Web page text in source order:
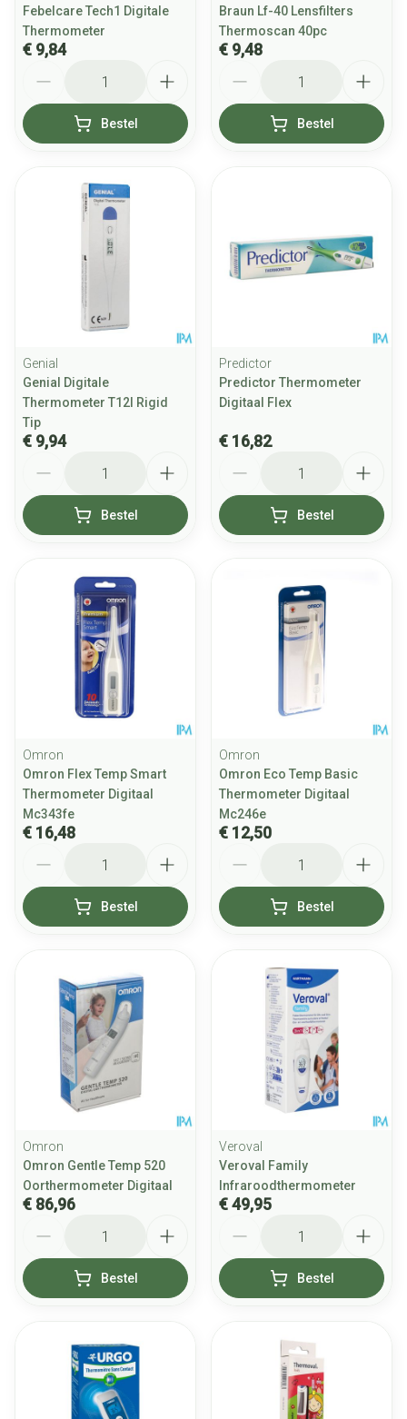
Febelcare Tech1 Digitale
Thermometer
€ 9,84
Bestel
Braun Lf-40 Lensfilters
Thermoscan 40pc
€ 9,48
Bestel
Genial
Genial Digitale
Thermometer T12l Rigid
Tip
€ 9,94
Bestel
Predictor
Predictor Thermometer
Digitaal Flex
€ 16,82
Bestel
Omron
Omron Flex Temp Smart
Thermometer Digitaal
Mc343fe
€ 16,48
Bestel
Omron
Omron Eco Temp Basic
Thermometer Digitaal
Mc246e
€ 12,50
Bestel
Omron
Omron Gentle Temp 520
Oorthermometer Digitaal
€ 86,96
Bestel
Veroval
Veroval Family
Infraroodthermometer
€ 49,95
Bestel